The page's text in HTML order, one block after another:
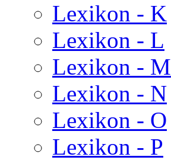
Lexikon - K
Lexikon - L
Lexikon - M
Lexikon - N
Lexikon - O
Lexikon - P